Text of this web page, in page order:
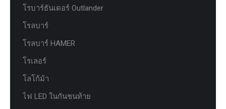
โรบาร์ธันเดอร์ Outlander
โรลบาร์
โรลบาร์ HAMER
โรเลอร์
โลโก้ม้า
ไฟ LED ในกันชนท้าย